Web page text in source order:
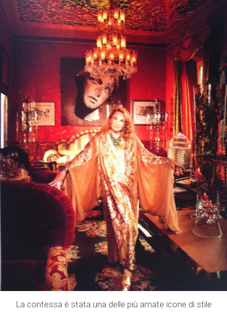
La contessa è stata una delle più amate icone di stile